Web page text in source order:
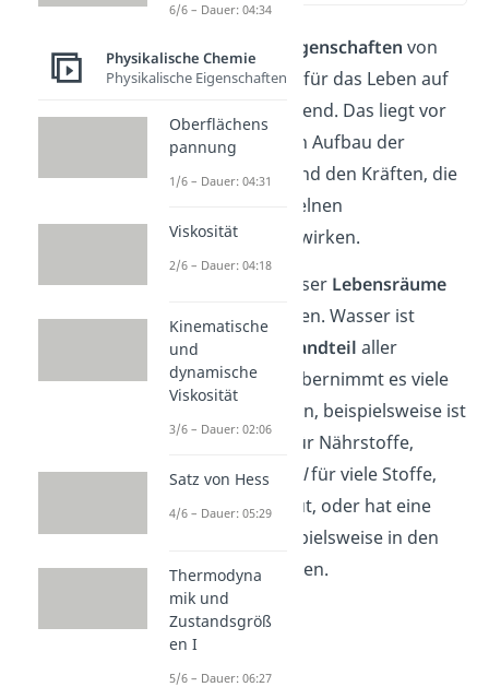
Die besonderen Eigenschaften von
Wasser (H2O) sind für das Leben auf
der Erde entscheidend. Das liegt vor
allem am speziellen Aufbau der
Wassermoleküle und den Kräften, die
zwischen den einzelnen
Wassermolekülen wirken.
So ermöglicht Wasser Lebensräume
für viele Organismen. Wasser ist
zudem
Hauptbestandteil aller
Lebewesen. Dort übernimmt es viele
wichtige Funktionen, beispielsweise ist
es ein
für Nährstoffe,
einTransportmittelfür viele Stoffe,
zum Beispiel im Blut, oder hat eine
Stützfunktion
beispielsweise in den
Blättern von Pflanzen.
6/6 – Dauer: 04:34
Physikalische Chemie
Physikalische Eigenschaften
Oberflächens
pannung
1/6 – Dauer: 04:31
Viskosität
2/6 – Dauer: 04:18
Kinematische
und
dynamische
Viskosität
3/6 – Dauer: 02:06
Satz von Hess
4/6 – Dauer: 05:29
Thermodyna
mik und
Zustandsgröß
en I
5/6 – Dauer: 06:27